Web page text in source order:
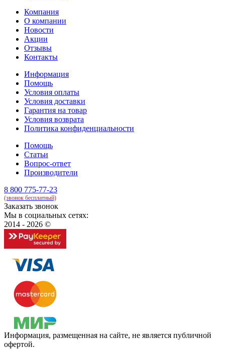
Компания
О компании
Новости
Акции
Отзывы
Контакты
Информация
Помощь
Условия оплаты
Условия доставки
Гарантия на товар
Условия возврата
Политика конфиденциальности
Помощь
Статьи
Вопрос-ответ
Производители
8 800 775-77-23
(звонок бесплатный)
Заказать звонок
Мы в социальных сетях:
2014 - 2026 ©
Информация, размещенная на сайте, не является публичной
офертой.